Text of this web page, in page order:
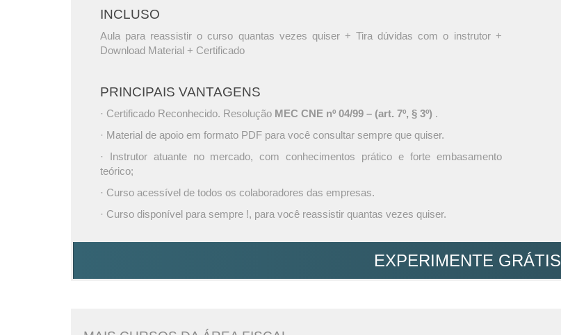
INCLUSO
Aula para reassistir o curso quantas vezes quiser + Tira dúvidas com o instrutor +
Download Material + Certificado
PRINCIPAIS VANTAGENS
· Certificado Reconhecido. Resolução MEC CNE nº 04/99 – (art. 7º, § 3º) .
· Material de apoio em formato PDF para você consultar sempre que quiser.
· Instrutor atuante no mercado, com conhecimentos prático e forte embasamento
teórico;
· Curso acessível de todos os colaboradores das empresas.
· Curso disponível para sempre !, para você reassistir quantas vezes quiser.
EXPERIMENTE GRÁTIS